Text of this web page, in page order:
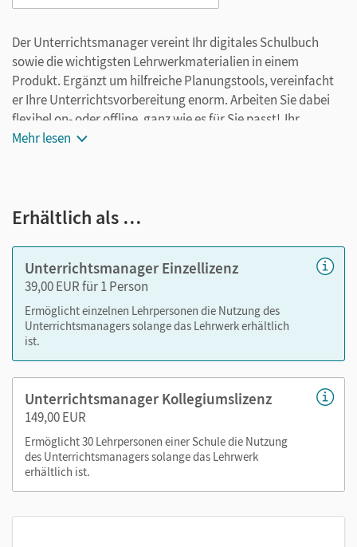
Der Unterrichtsmanager vereint Ihr digitales Schulbuch
sowie die wichtigsten Lehrwerkmaterialien in einem
Produkt. Ergänzt um hilfreiche Planungstools, vereinfacht
er Ihre Unterrichtsvorbereitung enorm. Arbeiten Sie dabei
flexibel on- oder offline, ganz wie es für Sie passt! Ihr
Unterrichtsmanager enthält:
Lösungen
Arbeitsblätter als PDF
Grafiken
Kopiervorlagen
editierbare Kopiervorlagen
Animationen
Simulationen
Nutzen Sie den Unterrichtsmanager auf lernen.cornelsen.de
oder über die Cornelsen Lernen App.
Mehr lesen
Erhältlich als …
Unterrichtsmanager Einzellizenz
39,00 EUR für 1 Person
Ermöglicht einzelnen Lehrpersonen die Nutzung des
Unterrichtsmanagers solange das Lehrwerk erhältlich
ist.
Unterrichtsmanager Kollegiumslizenz
149,00 EUR
Ermöglicht 30 Lehrpersonen einer Schule die Nutzung
des Unterrichtsmanagers solange das Lehrwerk
erhältlich ist.